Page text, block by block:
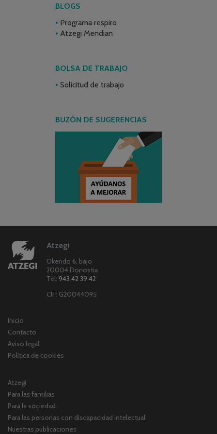
BLOGS
Programa respiro
Atzegi Mendian
BOLSA DE TRABAJO
Solicitud de trabajo
BUZÓN DE SUGERENCIAS
Atzegi
Okendo 6, bajo
20004 Donostia
Tel: 943 42 39 42
CIF: G20044095
Inicio
Contacto
Aviso legal
Política de cookies
Atzegi
Para las familias
Para la sociedad
Para las personas con discapacidad intelectual
Nuestras publicaciones